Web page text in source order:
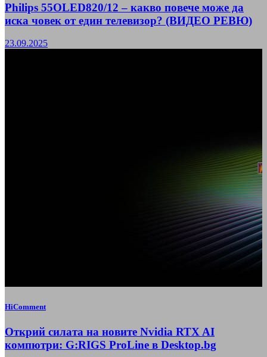
Philips 55OLED820/12 – какво повече може да
иска човек от един телевизор? (ВИДЕО РЕВЮ)
23.09.2025
HiComment
Открий силата на новите Nvidia RTX AI
компютри: G:RIGS ProLine в Desktop.bg